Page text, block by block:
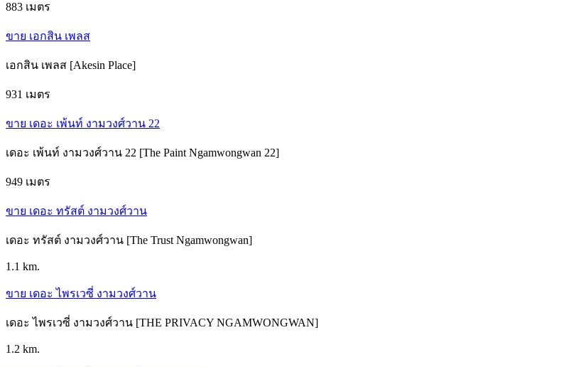
883 เมตร
ขาย เอกสิน เพลส
เอกสิน เพลส [Akesin Place]
931 เมตร
ขาย เดอะ เพ้นท์ งามวงศ์วาน 22
เดอะ เพ้นท์ งามวงศ์วาน 22 [The Paint Ngamwongwan 22]
949 เมตร
ขาย เดอะ ทรัสต์ งามวงศ์วาน
เดอะ ทรัสต์ งามวงศ์วาน [The Trust Ngamwongwan]
1.1 km.
ขาย เดอะ ไพรเวซี่ งามวงศ์วาน
เดอะ ไพรเวซี่ งามวงศ์วาน [THE PRIVACY NGAMWONGWAN]
1.2 km.